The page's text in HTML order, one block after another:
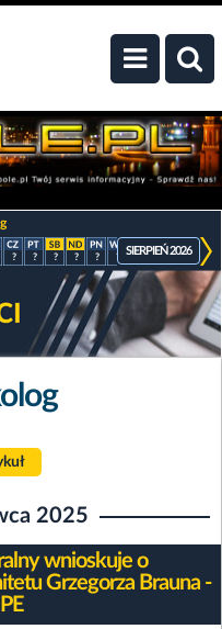
? ? ? ? ? ? ? ? ?
SIERPIEŃ 2026
2025
wnioskuje o
Grzegorza Brauna -